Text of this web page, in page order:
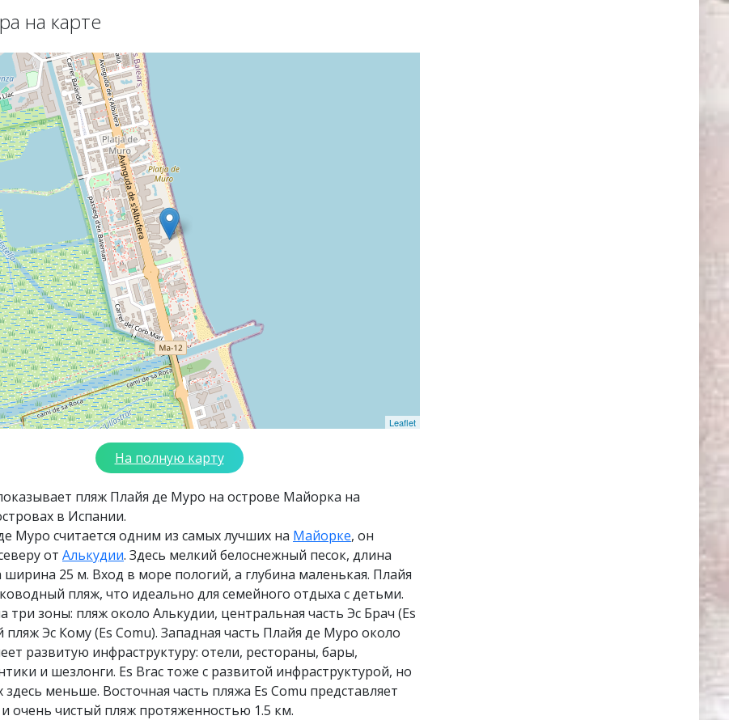
на карте
Leaflet
На полную карту
пляж Плайя де Муро на острове Майорка на
в Испании.
Муро считается одним из самых лучших на Майорке, он
от Алькудии. Здесь мелкий белоснежный песок, длина
ширина 25 м. Вход в море пологий, а глубина маленькая. Плайя
пляж, что идеально для семейного отдыха с детьми.
три зоны: пляж около Алькудии, центральная часть Эс Брач (Es
пляж Эс Кому (Es Comu). Западная часть Плайя де Муро около
развитую инфраструктуру: отели, рестораны, бары,
и шезлонги. Es Brac тоже с развитой инфраструктурой, но
меньше. Восточная часть пляжа Es Comu представляет
очень чистый пляж протяженностью 1.5 км.